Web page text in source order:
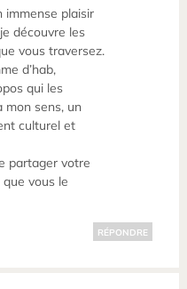
immense plaisir
découvre les
vous traversez.
d’hab,
qui les
mon sens, un
culturel et
partager votre
vous le
RÉPONDRE